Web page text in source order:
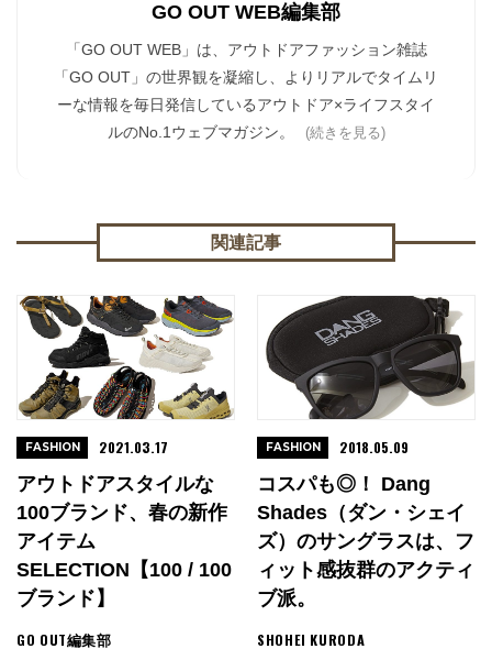
GO OUT WEB編集部
「GO OUT WEB」は、アウトドアファッション雑誌
「GO OUT」の世界観を凝縮し、よりリアルでタイムリ
ーな情報を毎日発信しているアウトドア×ライフスタイ
ルのNo.1ウェブマガジン。
(続きを見る)
関連記事
アウトドアスタイルな
100ブランド、春の新作
アイテム
SELECTION【100 / 100
ブランド】
GO OUT編集部
FASHION 2021.03.17
コスパも◎！ Dang
Shades（ダン・シェイ
ズ）のサングラスは、フ
ィット感抜群のアクティ
ブ派。
SHOHEI KURODA
FASHION 2018.05.09